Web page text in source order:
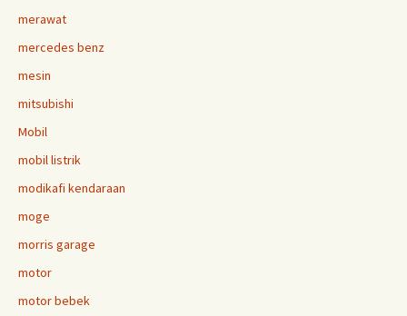
merawat
mercedes benz
mesin
mitsubishi
Mobil
mobil listrik
modikafi kendaraan
moge
morris garage
motor
motor bebek